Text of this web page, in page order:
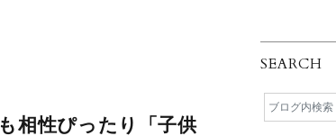
相性ぴったり「子供
SEARCH